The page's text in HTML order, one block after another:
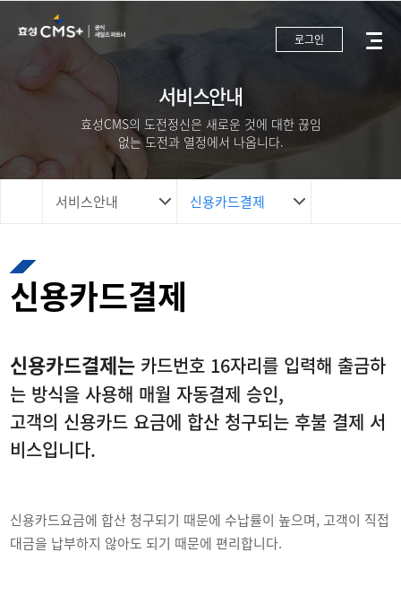
로그인
서비스안내
효성CMS의 도전정신은 새로운 것에 대한 끊임
없는 도전과 열정에서 나옵니다.
서비스안내 신용카드결제
신용카드결제
신용카드결제는 카드번호 16자리를 입력해 출금하
는 방식을 사용해 매월 자동결제 승인,
고객의 신용카드 요금에 합산 청구되는 후불 결제 서
비스입니다.
신용카드요금에 합산 청구되기 때문에 수납률이 높으며, 고객이 직접
대금을 납부하지 않아도 되기 때문에 편리합니다.